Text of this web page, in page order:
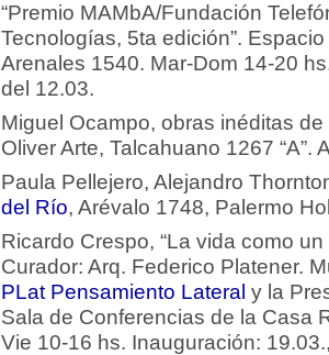
“Premio MAMbA/Fundación
Tecnologías, 5ta edición”.
Arenales 1540. Mar-Dom 14-20
del 12.03.
Miguel Ocampo, obras inéditas
Oliver Arte, Talcahuano 1267 “A”.
Paula Pellejero, Alejandro
del Río, Arévalo 1748, Palermo
Ricardo Crespo, “La vida como
Curador: Arq. Federico Platener.
PLat Pensamiento Lateral y la
Sala de Conferencias de la Casa
Vie 10-16 hs. Inauguración: